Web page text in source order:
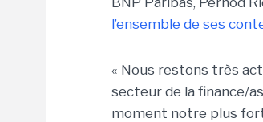
l’ensemble de ses
« Nous restons très
secteur de la finance/
moment notre plus